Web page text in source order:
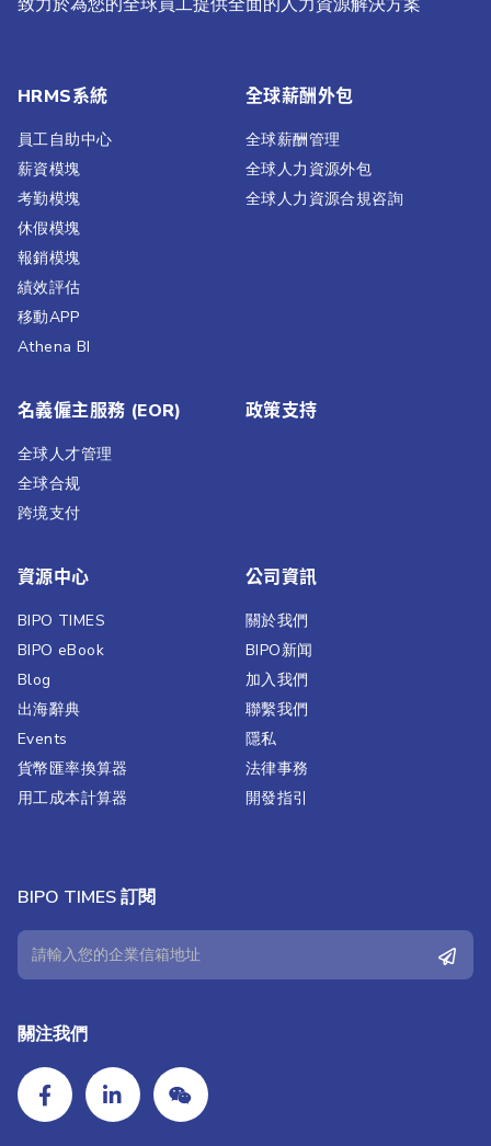
HRMS系統
員工自助中心
薪資模塊
考勤模塊
休假模塊
報銷模塊
績效評估​
移動APP
Athena BI
全球薪酬外包
全球薪酬管理
全球人力資源外包
全球人力資源合規咨詢
名義僱主服務 (EOR)
全球人才管理
全球合规
跨境支付
政策支持
資源中心
BIPO TIMES
BIPO eBook
Blog
出海辭典
Events
貨幣匯率換算器
用工成本計算器
公司資訊
關於我們
BIPO新闻​
加入我們
聯繫我們​
隱私
法律事務
開發指引
BIPO TIMES 訂閱
關注我們